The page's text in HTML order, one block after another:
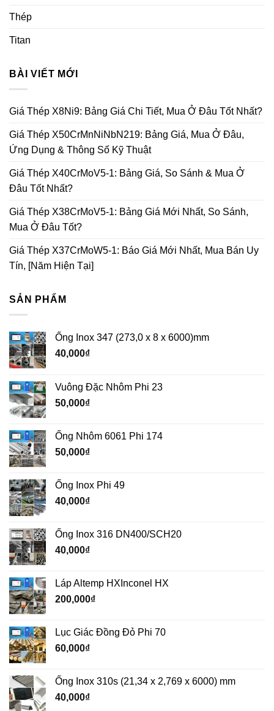
Thép
Titan
BÀI VIẾT MỚI
Giá Thép X8Ni9: Bảng Giá Chi Tiết, Mua Ở Đâu Tốt Nhất?
Giá Thép X50CrMnNiNbN219: Bảng Giá, Mua Ở Đâu,
Ứng Dụng & Thông Số Kỹ Thuật
Giá Thép X40CrMoV5-1: Bảng Giá, So Sánh & Mua Ở
Đâu Tốt Nhất?
Giá Thép X38CrMoV5-1: Bảng Giá Mới Nhất, So Sánh,
Mua Ở Đâu Tốt?
Giá Thép X37CrMoW5-1: Báo Giá Mới Nhất, Mua Bán Uy
Tín, [Năm Hiện Tại]
SẢN PHẨM
Ống Inox 347 (273,0 x 8 x 6000)mm
40,000₫
Vuông Đặc Nhôm Phi 23
50,000₫
Ống Nhôm 6061 Phi 174
50,000₫
Ống Inox Phi 49
40,000₫
Ống Inox 316 DN400/SCH20
40,000₫
Láp Altemp HXInconel HX
200,000₫
Lục Giác Đồng Đỏ Phi 70
60,000₫
Ống Inox 310s (21,34 x 2,769 x 6000) mm
40,000₫